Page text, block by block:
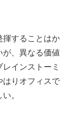
揮することはか
が、異なる価値
インストーミ
はりオフィスで
。